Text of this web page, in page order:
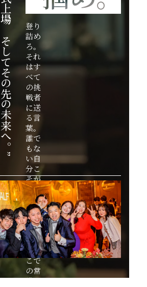
“株式上場、そしてその先の未来へ。”
登り
詰め
ろ。
それ
はす
べて
の挑
戦者
に送
る言
葉。
誰で
もな
い自
分こ
そが
人生
の主
導権
を握
る。
それ
がこ
こで
の常
識。